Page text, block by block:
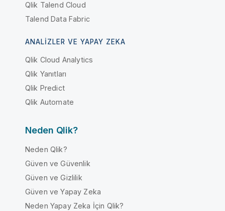
Qlik Talend Cloud
Talend Data Fabric
ANALIZLER VE YAPAY ZEKA
Qlik Cloud Analytics
Qlik Yanıtları
Qlik Predict
Qlik Automate
Neden Qlik?
Neden Qlik?
Güven ve Güvenlik
Güven ve Gizlilik
Güven ve Yapay Zeka
Neden Yapay Zeka İçin Qlik?